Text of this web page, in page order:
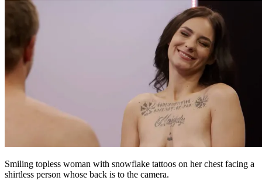
Smiling topless woman with snowflake tattoos on her chest facing a
shirtless person whose back is to the camera.